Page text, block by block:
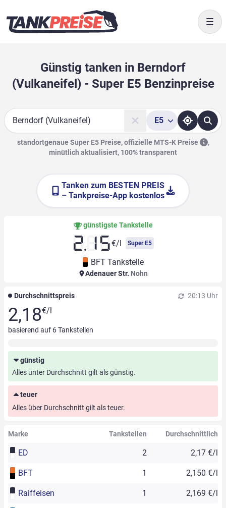
Günstig tanken in Berndorf
(Vulkaneifel) - Super E5 Benzinpreise
Suche
E5
standortgenaue Super E5 Preise, offizielle MTS-K Preise
,
minütlich aktualisiert, 100% transparent
Tanken zum BESTEN PREIS
– Tankpreise-App kostenlos
günstigste Tankstelle
2.15€/l Super E5
BFT Tankstelle
Adenauer Str. Nohn
Durchschnittspreis 20:13 Uhr
2,18€/l
basierend auf 6Tankstellen
günstig
Alles unter Durchschnitt gilt als günstig.
teuer
Alles über Durchschnitt gilt als teuer.
Marke Tankstellen Durchschnittlich
ED 2 2,17 €/l
BFT 1 2,150 €/l
Raiffeisen 1 2,169 €/l